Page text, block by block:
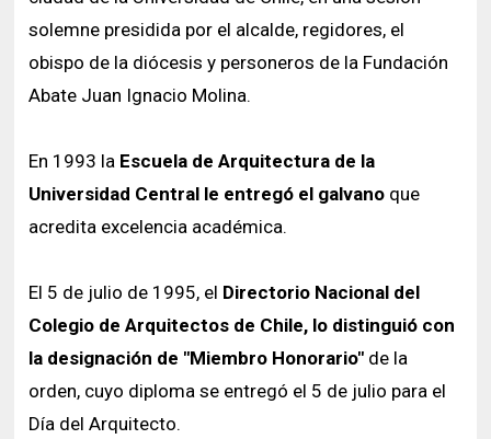
solemne presidida por el alcalde, regidores, el
obispo de la diócesis y personeros de la Fundación
Abate Juan Ignacio Molina.
En 1993 la Escuela de Arquitectura de la
Universidad Central le entregó el galvano que
acredita excelencia académica.
El 5 de julio de 1995, el Directorio Nacional del
Colegio de Arquitectos de Chile, lo distinguió con
la designación de "Miembro Honorario" de la
orden, cuyo diploma se entregó el 5 de julio para el
Día del Arquitecto.